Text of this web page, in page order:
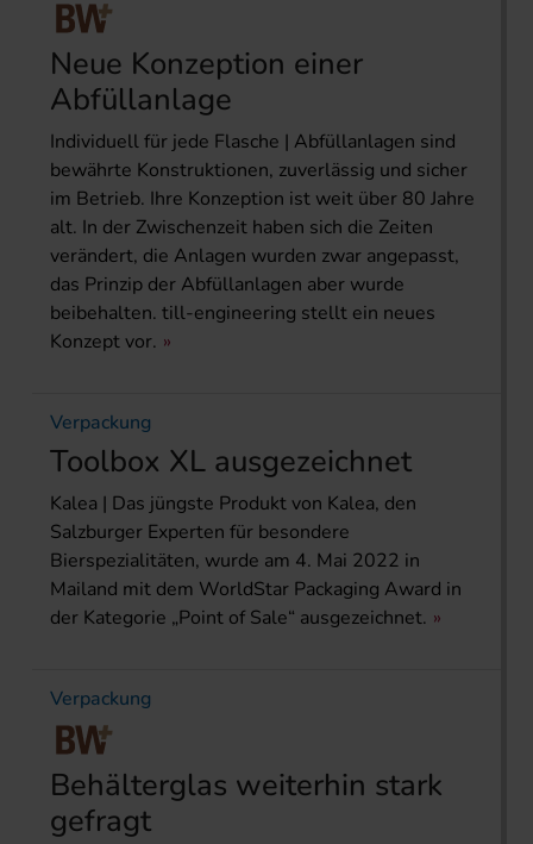
Neue Konzeption einer
Abfüllanlage
Individuell für jede Flasche | Abfüllanlagen sind
bewährte Konstruktionen, zuverlässig und sicher
im Betrieb. Ihre Konzeption ist weit über 80 Jahre
alt. In der Zwischenzeit haben sich die Zeiten
verändert, die Anlagen wurden zwar angepasst,
das Prinzip der Abfüllanlagen aber wurde
beibehalten. till-engineering stellt ein neues
Konzept vor.
Verpackung
Toolbox XL ausgezeichnet
Kalea | Das jüngste Produkt von Kalea, den
Salzburger Experten für besondere
Bierspezialitäten, wurde am 4. Mai 2022 in
Mailand mit dem WorldStar Packaging Award in
der Kategorie „Point of Sale“ ausgezeichnet.
Verpackung
Behälterglas weiterhin stark
gefragt